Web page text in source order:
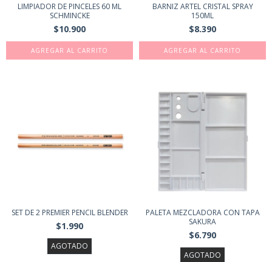
LIMPIADOR DE PINCELES 60 ML
SCHMINCKE
$10.900
BARNIZ ARTEL CRISTAL SPRAY
150ML
$8.390
SET DE 2 PREMIER PENCIL BLENDER
$1.990
AGOTADO
PALETA MEZCLADORA CON TAPA
SAKURA
$6.790
AGOTADO